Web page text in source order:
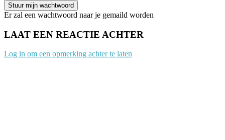
Er zal een wachtwoord naar je gemaild worden
LAAT EEN REACTIE ACHTER
Log in om een opmerking achter te laten